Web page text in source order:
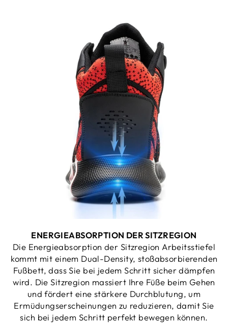
ENERGIEABSORPTION DER SITZREGION
Die Energieabsorption der Sitzregion Arbeitsstiefel
kommt mit einem Dual-Density, stoßabsorbierenden
Fußbett, dass Sie bei jedem Schritt sicher dämpfen
wird. Die Sitzregion massiert Ihre Füße beim Gehen
und fördert eine stärkere Durchblutung, um
Ermüdungserscheinungen zu reduzieren, damit Sie
sich bei jedem Schritt perfekt bewegen können.